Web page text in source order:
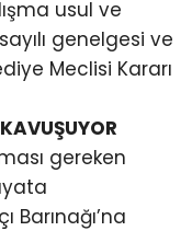
usul ve
genelgesi ve
Meclisi Kararı
gereken
Barınağı’na